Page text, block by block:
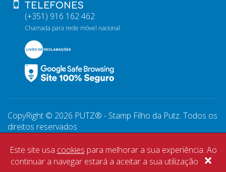
TELEFONES
(+351) 916 162 462
Chamada para rede móvel nacional
CopyRight © 2026 PUTZ® - Stamp Filho da Putz. Todos os
direitos reservados
Este site usa cookies para melhorar a sua experiência. Ao
continuar a navegar estará a aceitar a sua utilização ×